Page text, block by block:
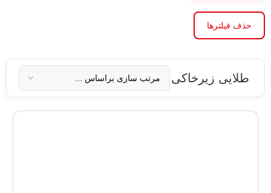
حذف فیلترها
طلایی زیرخاکی